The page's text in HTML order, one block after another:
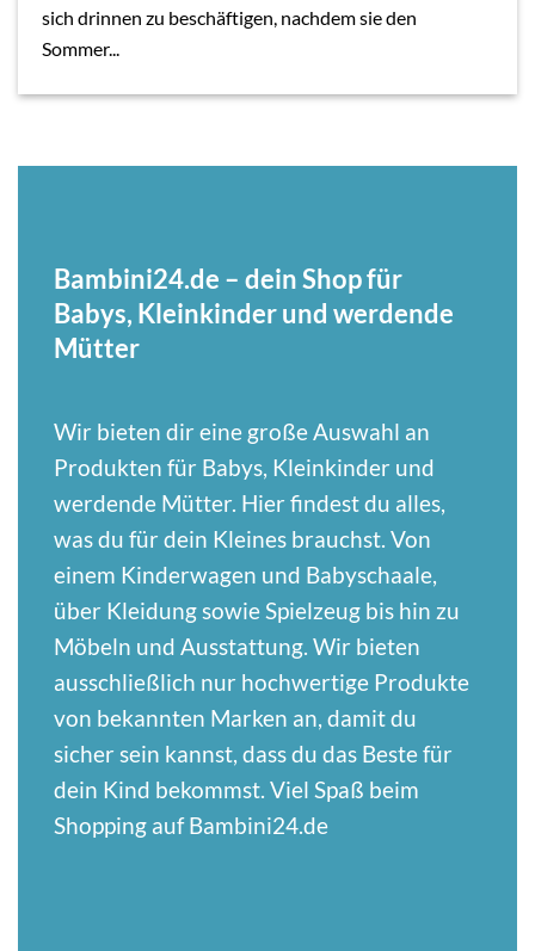
sich drinnen zu beschäftigen, nachdem sie den
Sommer...
Bambini24.de – dein Shop für
Babys, Kleinkinder und werdende
Mütter
Wir bieten dir eine große Auswahl an
Produkten für Babys, Kleinkinder und
werdende Mütter. Hier findest du alles,
was du für dein Kleines brauchst. Von
einem Kinderwagen und Babyschaale,
über Kleidung sowie Spielzeug bis hin zu
Möbeln und Ausstattung. Wir bieten
ausschließlich nur hochwertige Produkte
von bekannten Marken an, damit du
sicher sein kannst, dass du das Beste für
dein Kind bekommst. Viel Spaß beim
Shopping auf Bambini24.de